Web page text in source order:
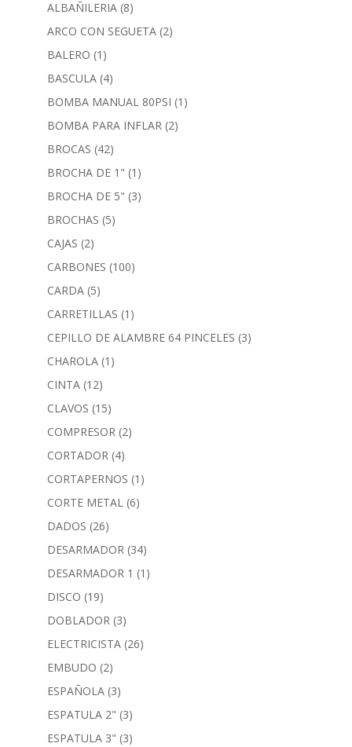
ALBAÑILERIA (8)
ARCO CON SEGUETA (2)
BALERO (1)
BASCULA (4)
BOMBA MANUAL 80PSI (1)
BOMBA PARA INFLAR (2)
BROCAS (42)
BROCHA DE 1" (1)
BROCHA DE 5" (3)
BROCHAS (5)
CAJAS (2)
CARBONES (100)
CARDA (5)
CARRETILLAS (1)
CEPILLO DE ALAMBRE 64 PINCELES (3)
CHAROLA (1)
CINTA (12)
CLAVOS (15)
COMPRESOR (2)
CORTADOR (4)
CORTAPERNOS (1)
CORTE METAL (6)
DADOS (26)
DESARMADOR (34)
DESARMADOR 1 (1)
DISCO (19)
DOBLADOR (3)
ELECTRICISTA (26)
EMBUDO (2)
ESPAÑOLA (3)
ESPATULA 2" (3)
ESPATULA 3" (3)